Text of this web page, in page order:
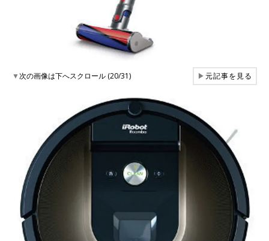
▼次の画像は下へスクロール (20/31) ▶元記事を見る